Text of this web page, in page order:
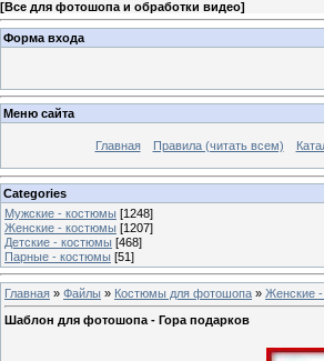
[Все для фотошопа и обработки видео]
Форма входа
Меню сайта
Главная Правила (читать всем)
Categories
Мужские - костюмы [1248]
Женские - костюмы [1207]
Детские - костюмы [468]
Парные - костюмы [51]
Главная » Файлы » Костюмы для фотошопа » Женские
Шаблон для фотошопа - Гора подарков